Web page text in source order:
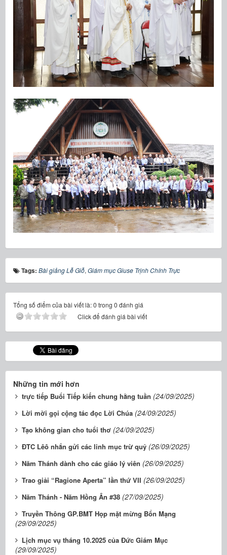
Tags: Bài giảng Lễ Giỗ, Giám mục Giuse Trịnh Chính Trực
Tổng số điểm của bài viết là: 0 trong 0 đánh giá
Click để đánh giá bài viết
Những tin mới hơn
trực tiếp Buổi Tiếp kiến chung hằng tuần (24/09/2025)
Lời mời gọi cộng tác đọc Lời Chúa (24/09/2025)
Tạo không gian cho tuổi thơ (24/09/2025)
ĐTC Lêô nhắn gửi các linh mục trừ quỷ (26/09/2025)
Năm Thánh dành cho các giáo lý viên (26/09/2025)
Trao giải “Ragione Aperta” lần thứ VII (26/09/2025)
Năm Thánh - Năm Hồng Ân #38 (27/09/2025)
Truyền Thông GP.BMT Họp mặt mừng Bổn Mạng
(29/09/2025)
Lịch mục vụ tháng 10.2025 của Đức Giám Mục
(29/09/2025)